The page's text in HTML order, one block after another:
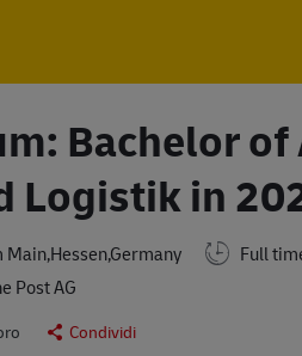
Bachelor
Logistik in
Full
Post AG
Condividi